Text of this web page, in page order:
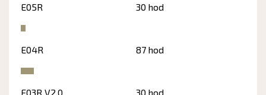
E05R 30 hod
E04R 87 hod
E03R V2.0 30 hod